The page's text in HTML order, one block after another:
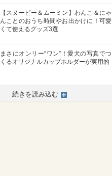
【スヌーピー＆ムーミン】わんこ＆にゃ
んことのおうち時間やお出かけに！可愛
くて使えるグッズ3選
まさにオンリー“ワン”！愛犬の写真でつ
くるオリジナルカップホルダーが実用的
続きを読み込む